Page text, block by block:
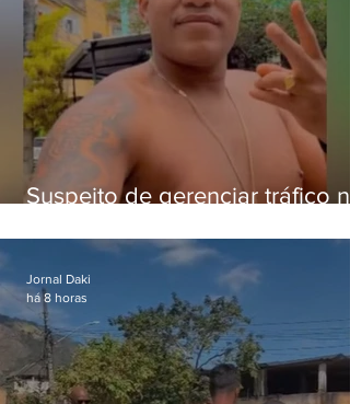
Suspeito de gerenciar tráfico na
foragido
Jornal Daki
há 8 horas